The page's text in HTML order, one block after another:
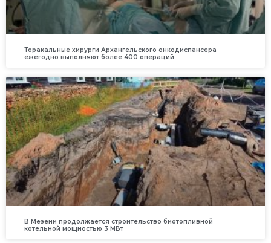
Торакальные хирурги Архангельского онкодиспансера
ежегодно выполняют более 400 операций
В Мезени продолжается строительство биотопливной
котельной мощностью 3 МВт